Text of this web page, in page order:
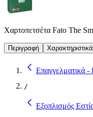
Χαρτοπετσέτα Fato The
Περιγραφή Χαρακτηριστικά
Επαγγελματικά -
/
Εξοπλισμός